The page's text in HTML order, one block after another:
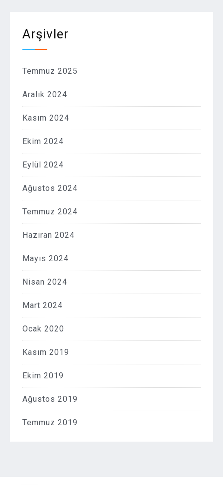
Arşivler
Temmuz 2025
Aralık 2024
Kasım 2024
Ekim 2024
Eylül 2024
Ağustos 2024
Temmuz 2024
Haziran 2024
Mayıs 2024
Nisan 2024
Mart 2024
Ocak 2020
Kasım 2019
Ekim 2019
Ağustos 2019
Temmuz 2019